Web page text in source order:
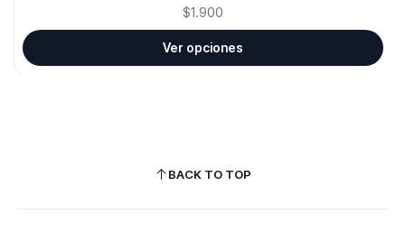
$1.900
Ver opciones
BACK TO TOP